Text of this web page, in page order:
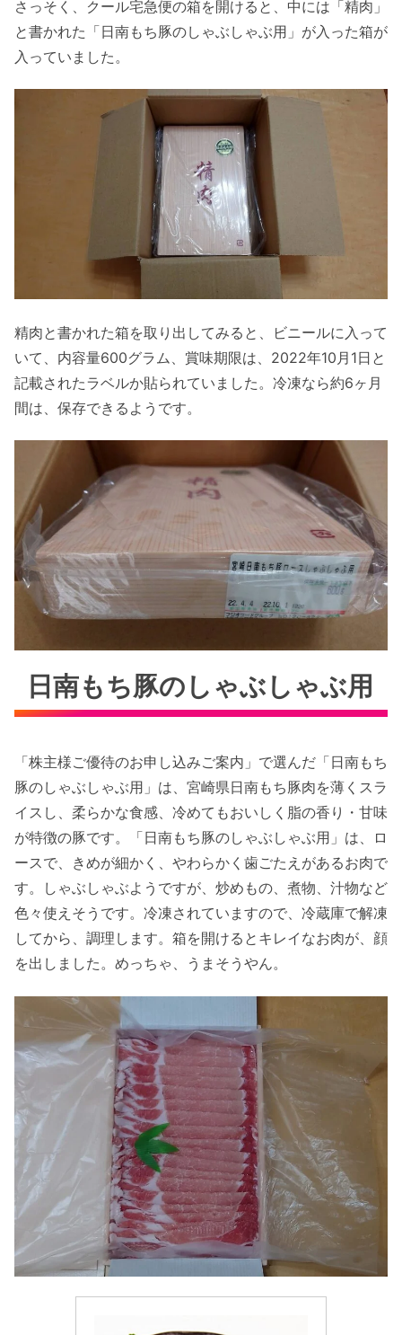
さっそく、クール宅急便の箱を開けると、中には「精肉」
と書かれた「日南もち豚のしゃぶしゃぶ用」が入った箱が
入っていました。
精肉と書かれた箱を取り出してみると、ビニールに入って
いて、内容量600グラム、賞味期限は、2022年10月1日と
記載されたラベルか貼られていました。冷凍なら約6ヶ月
間は、保存できるようです。
日南もち豚のしゃぶしゃぶ用
「株主様ご優待のお申し込みご案内」で選んだ「日南もち
豚のしゃぶしゃぶ用」は、宮崎県日南もち豚肉を薄くスラ
イスし、柔らかな食感、冷めてもおいしく脂の香り・甘味
が特徴の豚です。「日南もち豚のしゃぶしゃぶ用」は、ロ
ースで、きめが細かく、やわらかく歯ごたえがあるお肉で
す。しゃぶしゃぶようですが、炒めもの、煮物、汁物など
色々使えそうです。冷凍されていますので、冷蔵庫で解凍
してから、調理します。箱を開けるとキレイなお肉が、顔
を出しました。めっちゃ、うまそうやん。